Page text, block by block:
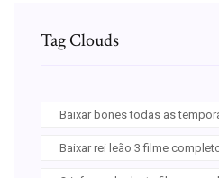
Tag Clouds
Baixar bones todas as
Baixar rei leão 3 filme